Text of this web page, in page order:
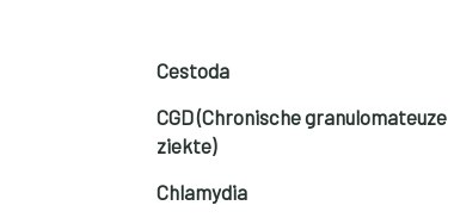
Cestoda
CGD (Chronische granulomateuze
ziekte)
Chlamydia